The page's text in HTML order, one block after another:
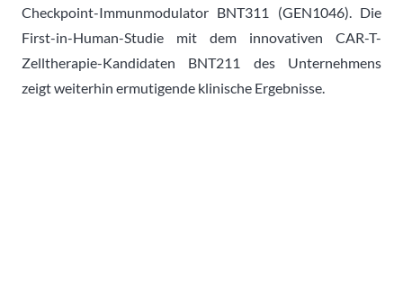
Checkpoint-Immunmodulator BNT311 (GEN1046). Die
First-in-Human-Studie mit dem innovativen CAR-T-
Zelltherapie-Kandidaten BNT211 des Unternehmens
zeigt weiterhin ermutigende klinische Ergebnisse.